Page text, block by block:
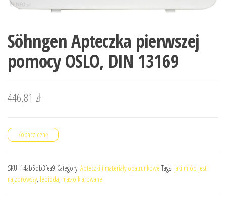
Söhngen Apteczka pierwszej
pomocy OSLO, DIN 13169
446,81 zł
Zobacz cenę
SKU: 14ab5db3fea9 Category: Apteczki i materiały opatrunkowe Tags: jaki miód jest
najzdrowszy, lebioda, masło klarowane